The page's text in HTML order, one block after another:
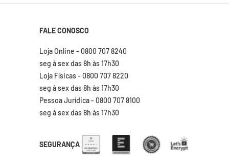
FALE CONOSCO
Loja Online - 0800 707 8240
seg à sex das 8h às 17h30
Loja Físicas - 0800 707 8220
seg à sex das 8h às 17h30
Pessoa Jurídica - 0800 707 8100
seg à sex das 8h às 17h30
SEGURANÇA